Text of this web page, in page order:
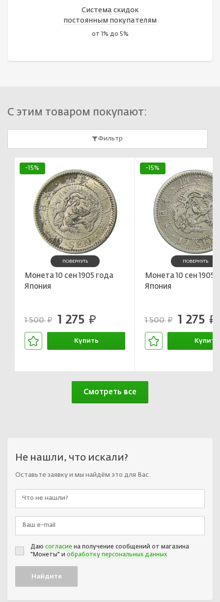
Система скидок
постоянным покупателям
от 1% до 5%
С этим товаром покупают:
Фильтр
-15%
ПОВЕРНУТЬ
Монета 10 сен 1905 года
Япония
1 500руб. 1 275 руб.
Купить
-15%
ПОВЕРНУТЬ
Монета 10 сен 1905
Япония
1 500руб. 1 275 руб.
Купить
Смотреть все
Не нашли, что искали?
Оставьте заявку и мы найдём это для Вас.
Даю согласие на получение сообщений от магазина
"Монеты" и обработку персональных данных